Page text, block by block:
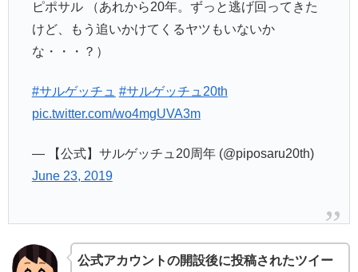
ピポサル （あれから20年。ずっと逃げ回ってきた
けど、もう追いかけてくるヤツもいないか
な・・・？）
#サルゲッチュ #サルゲッチュ20th
pic.twitter.com/wo4mgUVA3m
— 【公式】サルゲッチュ20周年 (@piposaru20th)
June 23, 2019
公式アカウントの開設後に投稿されたツイー